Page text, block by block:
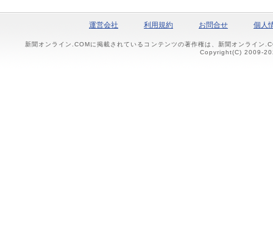
運営会社 利用規約 お問合せ 個人
新聞オンライン.COMに掲載されているコンテンツの著作権は、新聞オンライン
Copyright(C) 2009-